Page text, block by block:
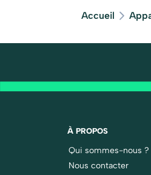
Accueil
À PROPOS
Qui sommes-nous ?
Nous contacter